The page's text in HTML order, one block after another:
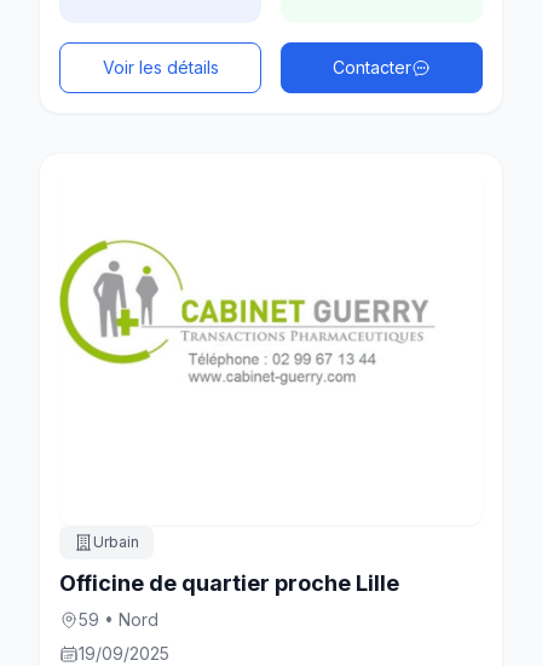
Voir les détails Contacter
Urbain
Officine de quartier proche Lille
59 • Nord
19/09/2025